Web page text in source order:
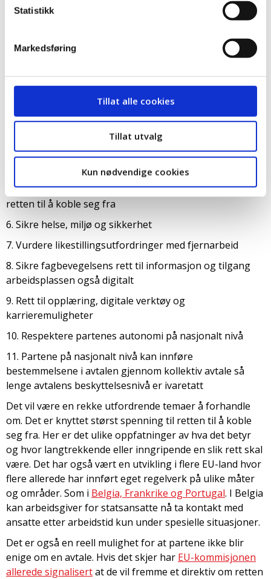
Statistikk
Markedsføring
Tillat alle cookies
Tillat utvalg
Kun nødvendige cookies
arbeidstakerkategori. Det krever en klar definisjon på
fjernarbeid (eller telework som det heter på engelsk).
Videre er følgende elementer er viktig for fagbevegelsen
i forhandlingene:
1. Retten til å velge fjernarbeid ligger hos arbeidstakeren
2. Garantere likebehandling og likelønn for
fjernarbeidere
3. Arbeidsgiver har ansvar for utstyr, kostander knyttet
til fjernarbeid og teknisk støtte
4. Sikre personvern og hindre overvåkning
5. Sikre balansen mellom arbeid og fritid, herunder
retten til å koble seg fra
6. Sikre helse, miljø og sikkerhet
7. Vurdere likestillingsutfordringer med fjernarbeid
8. Sikre fagbevegelsens rett til informasjon og tilgang
arbeidsplassen også digitalt
9. Rett til opplæring, digitale verktøy og
karrieremuligheter
10. Respektere partenes autonomi på nasjonalt nivå
11. Partene på nasjonalt nivå kan innføre
bestemmelsene i avtalen gjennom kollektiv avtale så
lenge avtalens beskyttelsesnivå er ivaretatt
Det vil være en rekke utfordrende temaer å forhandle
om. Det er knyttet størst spenning til retten til å koble
seg fra. Her er det ulike oppfatninger av hva det betyr
og hvor langtrekkende eller inngripende en slik rett skal
være. Det har også vært en utvikling i flere EU-land hvor
flere allerede har innført eget regelverk på ulike måter
og områder. Som i Belgia, Frankrike og Portugal. I Belgia
kan arbeidsgiver for statsansatte nå ta kontakt med
ansatte etter arbeidstid kun under spesielle situasjoner.
Det er også en reell mulighet for at partene ikke blir
enige om en avtale. Hvis det skjer har EU-kommisjonen
allerede signalisertat de vil fremme et direktiv om retten